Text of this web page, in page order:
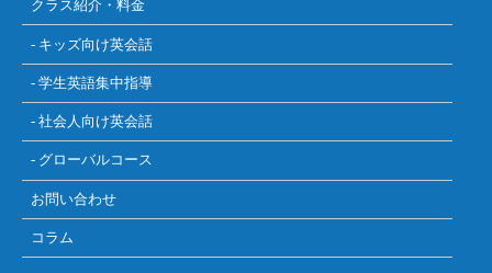
クラス紹介・料金
- キッズ向け英会話
- 学生英語集中指導
- 社会人向け英会話
- グローバルコース
お問い合わせ
コラム